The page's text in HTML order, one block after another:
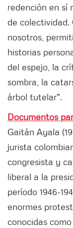
redención en sí
de colectividad.
nosotros,
historias
del espejo, la
sombra, la
árbol tutelar".
Documentos
Gaitán Ayala
jurista
congresista y
liberal a la
período 1946-
enormes
conocidas